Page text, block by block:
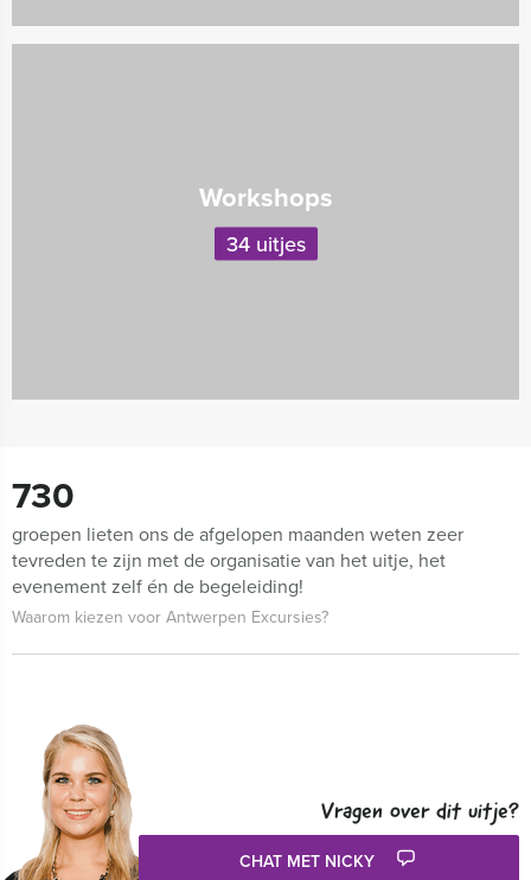
Workshops
34 uitjes
730
groepen lieten ons de afgelopen maanden weten zeer
tevreden te zijn met de organisatie van het uitje, het
evenement zelf én de begeleiding!
Waarom kiezen voor Antwerpen Excursies?
Vragen over dit uitje?
CHAT MET NICKY